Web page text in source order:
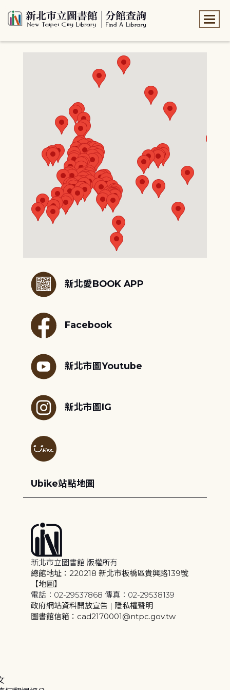
新北愛BOOK APP
Facebook
新北市圖Youtube
新北市圖IG
Ubike站點地圖
新北市立圖書館 版權所有
總館地址：220218 新北市板橋區貴興路139號
【地圖】
電話：02-29537868 傳真：02-29538139
政府網站資料開放宣告 | 隱私權聲明
圖書館信箱：cad2170001@ntpc.gov.tw